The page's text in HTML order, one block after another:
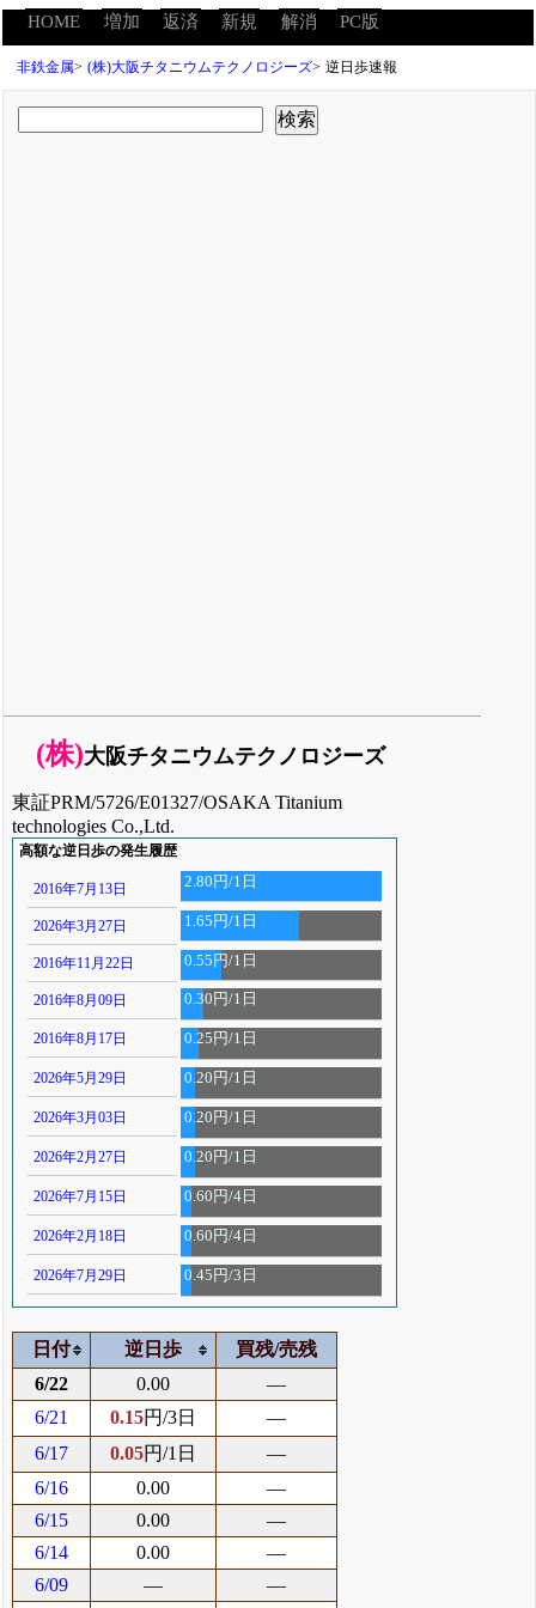
HOME 増加 返済 新規 解消 PC版
非鉄金属> (株)大阪チタニウムテクノロジーズ> 逆日歩速報
(株)大阪チタニウムテクノロジーズ
東証PRM/5726/E01327/OSAKA Titanium
technologies Co.,Ltd.
高額な逆日歩の発生履歴
2016年7月13日 2.80円/1日
2026年3月27日 1.65円/1日
2016年11月22日 0.55円/1日
2016年8月09日 0.30円/1日
2016年8月17日 0.25円/1日
2026年5月29日 0.20円/1日
2026年3月03日 0.20円/1日
2026年2月27日 0.20円/1日
2026年7月15日 0.60円/4日
2026年2月18日 0.60円/4日
2026年7月29日 0.45円/3日
日付 逆日歩
買残/売残
6/22
0.00
―
6/21
0.15円/3日
―
6/17
0.05円/1日
―
6/16
0.00
―
6/15
0.00
―
6/14
0.00
―
6/09
―
―